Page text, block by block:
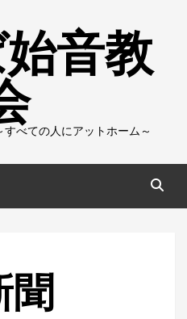
音教
～すべての人にアットホーム～
聞